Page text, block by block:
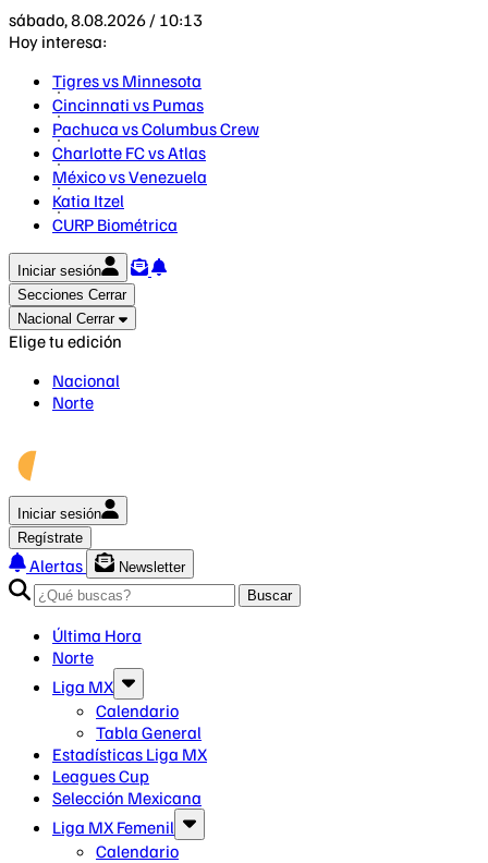
sábado, 8.08.2026 / 10:13
Hoy interesa:
Tigres vs Minnesota
Cincinnati vs Pumas
Pachuca vs Columbus Crew
Charlotte FC vs Atlas
México vs Venezuela
Katia Itzel
CURP Biométrica
Iniciar sesión
Secciones Cerrar
Nacional Cerrar
Elige tu edición
Nacional
Norte
Iniciar sesión
Regístrate
Alertas
Newsletter
Buscar
Última Hora
Norte
Liga MX
Calendario
Tabla General
Estadísticas Liga MX
Leagues Cup
Selección Mexicana
Liga MX Femenil
Calendario